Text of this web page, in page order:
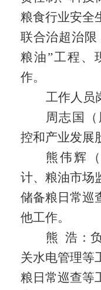
粮食行业安全
联合治超治限
粮油”工程、
作。
工作人员
周志国
控和产业发展
熊伟辉
计、粮油市场
储备粮日常巡
他工作。
熊 浩：
关水电管理等
粮日常巡查等